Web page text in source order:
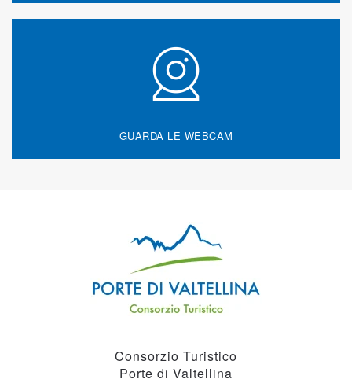
GUARDA LE WEBCAM
Consorzio Turistico
Porte di Valtellina